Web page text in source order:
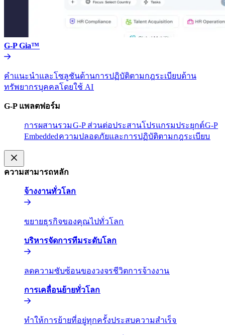
G-P Gia™​​
คำแนะนำและโซลูชันด้านการปฏิบัติตามกฎระเบียบด้าน
ทรัพยากรบุคคลโดยใช้ AI​​
G-P แพลตฟอร์ม​​
การผสานรวม​​G-P ส่วนต่อประสานโปรแกรมประยุกต์​​G-P
Embedded​​ความปลอดภัยและการปฏิบัติตามกฎระเบียบ​​
ความสามารถหลัก​​
จ้างงานทั่วโลก​​
ขยายธุรกิจของคุณไปทั่วโลก​​
บริหารจัดการทีมระดับโลก​​
ลดความซับซ้อนของวงจรชีวิตการจ้างงาน​​
การเคลื่อนย้ายทั่วโลก​​
ทำให้การย้ายที่อยู่ทุกครั้งประสบความสำเร็จ​​